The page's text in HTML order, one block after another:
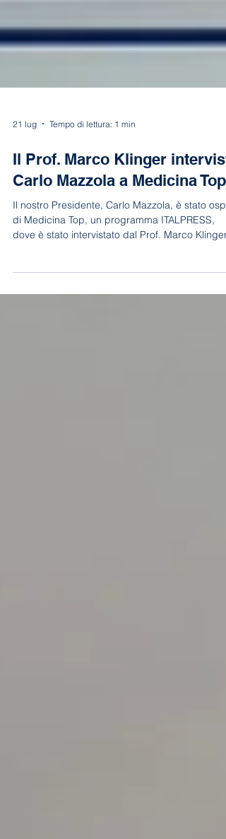
21 lug Tempo di lettura: 1 min
Il Prof. Marco Klinger
Carlo Mazzola a Medicina Top.
Il nostro Presidente, Carlo Mazzola, è stato